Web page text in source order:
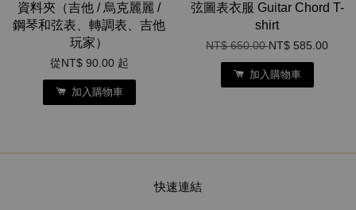
資料夾（吉他 / 烏克麗麗 /
鋼琴和弦表、轉調表、吉他
玩家）
從 NT$ 90.00 起
加入購物車
弦圖表衣服 Guitar Chord T-
shirt
NT$ 650.00NT$ 585.00
加入購物車
快速連結